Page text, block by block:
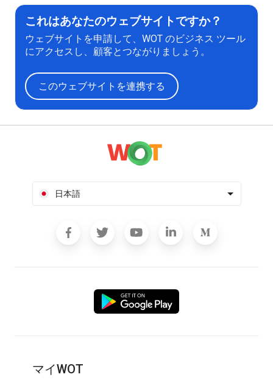
これはあなたのウェブサイトですか？
ウェブサイトを申請して、WOT のビジネス ツール
にアクセスし、顧客とつながりましょう。
このウェブサイトを連携する
日本語
マイWOT